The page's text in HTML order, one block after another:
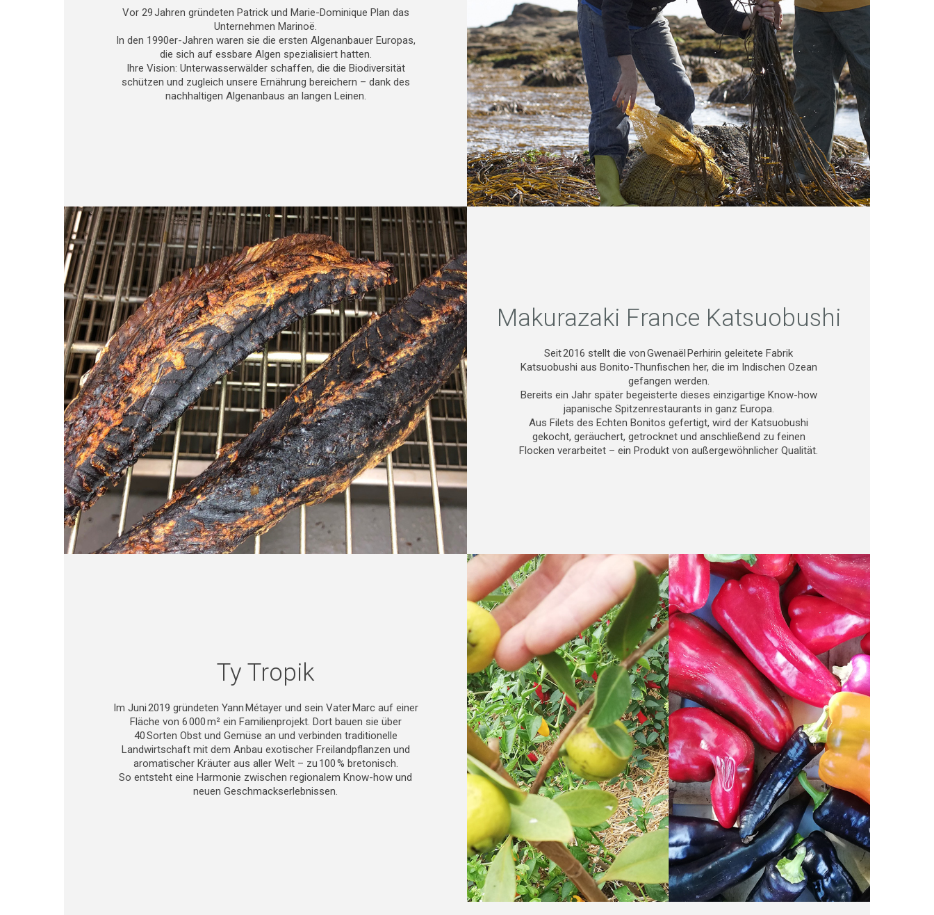
Vor 29 Jahren gründeten Patrick und Marie-Dominique Plan das
Unternehmen Marinoë.
In den 1990er-Jahren waren sie die ersten Algenanbauer Europas,
die sich auf essbare Algen spezialisiert hatten.
Ihre Vision: Unterwasserwälder schaffen, die die Biodiversität
schützen und zugleich unsere Ernährung bereichern – dank des
nachhaltigen Algenanbaus an langen Leinen.
Makurazaki France Katsuobushi
Seit 2016 stellt die von Gwenaël Perhirin geleitete Fabrik
Katsuobushi aus Bonito-Thunfischen her, die im Indischen Ozean
gefangen werden.
Bereits ein Jahr später begeisterte dieses einzigartige Know-how
japanische Spitzenrestaurants in ganz Europa.
Aus Filets des Echten Bonitos gefertigt, wird der Katsuobushi
gekocht, geräuchert, getrocknet und anschließend zu feinen
Flocken verarbeitet – ein Produkt von außergewöhnlicher Qualität.
Ty Tropik
Im Juni 2019 gründeten Yann Métayer und sein Vater Marc auf einer
Fläche von 6 000 m² ein Familienprojekt. Dort bauen sie über
40 Sorten Obst und Gemüse an und verbinden traditionelle
Landwirtschaft mit dem Anbau exotischer Freilandpflanzen und
aromatischer Kräuter aus aller Welt – zu 100 % bretonisch.
So entsteht eine Harmonie zwischen regionalem Know-how und
neuen Geschmackserlebnissen.